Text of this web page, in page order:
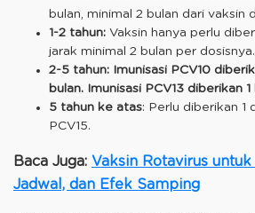
bulan, minimal 2 bulan dari vaksin
1-2 tahun: Vaksin hanya perlu
jarak minimal 2 bulan per dosisnya.
2-5 tahun: Imunisasi PCV10
bulan. Imunisasi PCV13 diberikan 1
5 tahun ke atas: Perlu diberikan 1
PCV15.
Baca Juga: Vaksin Rotavirus
Jadwal, dan Efek Samping